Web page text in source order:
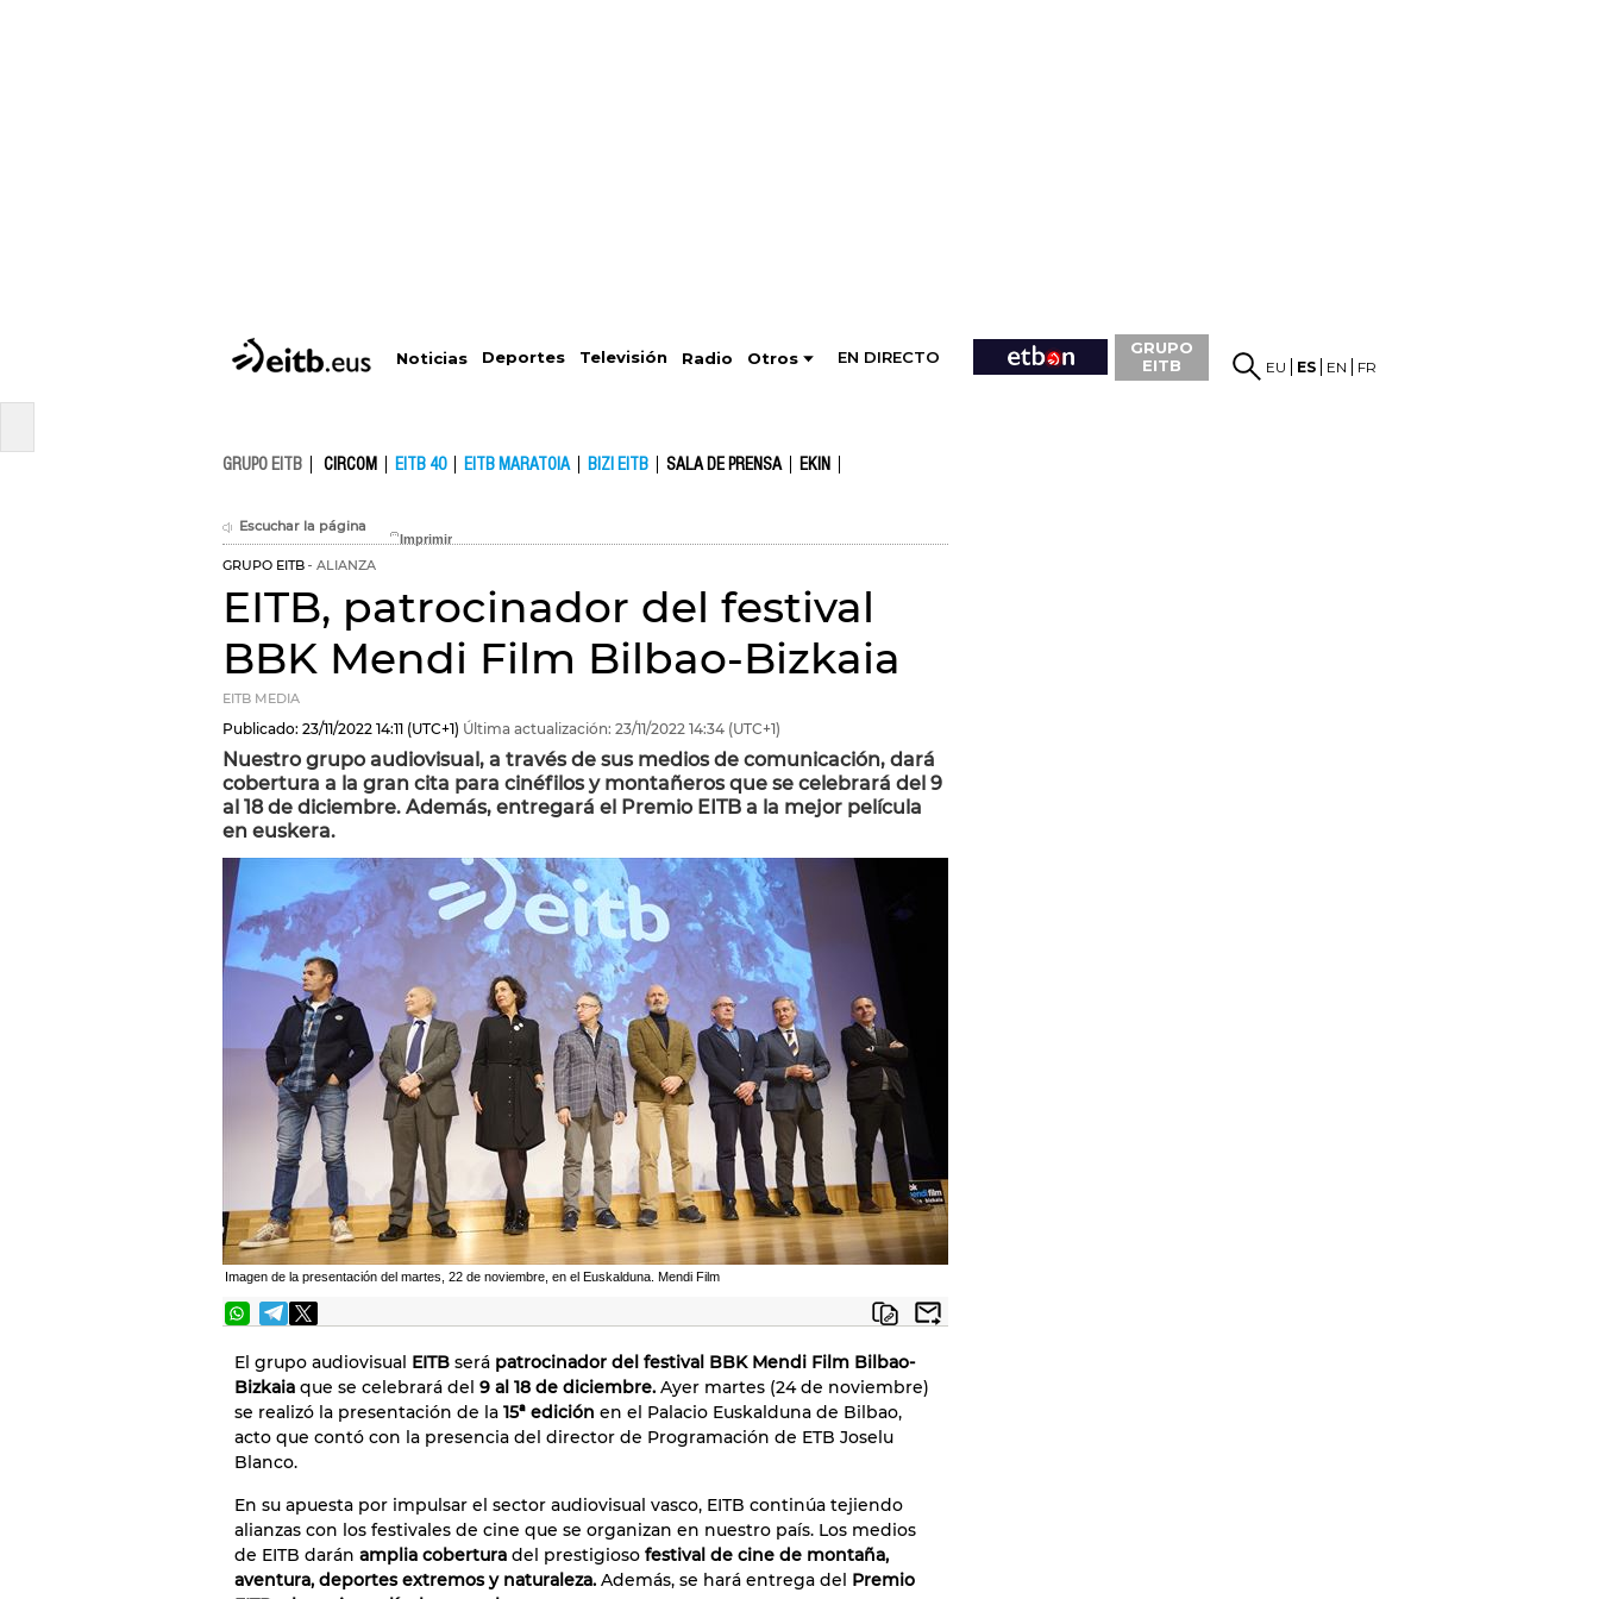
Noticias Deportes Televisión Radio Otros EN DIRECTO
GRUPO
EITB
EU ES EN FR
GRUPO EITB CIRCOM EITB 40 EITB MARATOIA BIZI EITB SALA DE PRENSA EKIN
Escuchar la página
GRUPO EITB ALIANZA
EITB, patrocinador del festival
BBK Mendi Film Bilbao-Bizkaia
EITB MEDIA
Publicado: 23/11/2022 14:11 (UTC+1) Última actualización: 23/11/2022 14:34 (UTC+1)
Nuestro grupo audiovisual, a través de sus medios de comunicación, dará
cobertura a la gran cita para cinéfilos y montañeros que se celebrará del 9
al 18 de diciembre. Además, entregará el Premio EITB a la mejor película
en euskera.
Imagen de la presentación del martes, 22 de noviembre, en el Euskalduna. Mendi Film
El grupo audiovisual EITB será patrocinador del festival BBK Mendi Film Bilbao-
Bizkaia que se celebrará del 9 al 18 de diciembre. Ayer martes (24 de noviembre)
se realizó la presentación de la 15ª edición en el Palacio Euskalduna de Bilbao,
acto que contó con la presencia del director de Programación de ETB Joselu
Blanco.
En su apuesta por impulsar el sector audiovisual vasco, EITB continúa tejiendo
alianzas con los festivales de cine que se organizan en nuestro país. Los medios
de EITB darán amplia cobertura del prestigioso festival de cine de montaña,
aventura, deportes extremos y naturaleza. Además, se hará entrega del Premio